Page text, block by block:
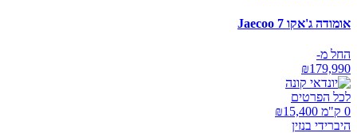
אומודה ג'אקו Jaecoo 7
החל מ-
₪179,990
לכל הפרטים
0 ק"מ ₪
15,400
היברידי בנזין